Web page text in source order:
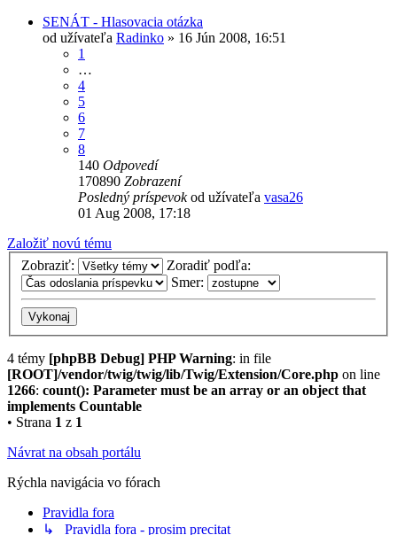
SENÁT - Hlasovacia otázka
od užívateľa Radinko » 16 Jún 2008, 16:51
1
…
4
5
6
7
8
140 Odpovedí
170890 Zobrazení
Posledný príspevokod užívateľa vasa26
01 Aug 2008, 17:18
Založiť novú tému
Zobraziť:
Zoradiť podľa:
Smer:
4 témy [phpBB Debug] PHP Warning: in file
[ROOT]/vendor/twig/twig/lib/Twig/Extension/Core.php on line
1266: count(): Parameter must be an array or an object that
implements Countable
• Strana 1 z 1
Návrat na obsah portálu
Rýchla navigácia vo fórach
Pravidla fora
↳ Pravidla fora - prosim precitat